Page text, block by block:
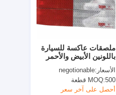
ملصقات عاكسة للسيارة
باللونين الأبيض والأحمر
عالية السطوع
الأسعار:negotionable
MOQ:500 قطعة
أحصل على آخر سعر